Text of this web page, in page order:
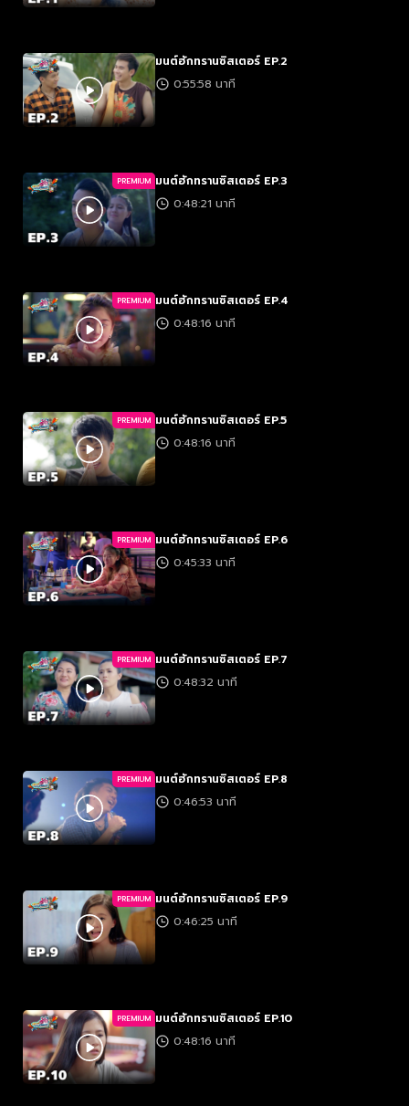
มนต์ฮักทรานซิสเตอร์ EP.2
0:55:58 นาที
PREMIUM มนต์ฮักทรานซิสเตอร์ EP.3
0:48:21 นาที
PREMIUM มนต์ฮักทรานซิสเตอร์ EP.4
0:48:16 นาที
PREMIUM มนต์ฮักทรานซิสเตอร์ EP.5
0:48:16 นาที
PREMIUM มนต์ฮักทรานซิสเตอร์ EP.6
0:45:33 นาที
PREMIUM มนต์ฮักทรานซิสเตอร์ EP.7
0:48:32 นาที
PREMIUM มนต์ฮักทรานซิสเตอร์ EP.8
0:46:53 นาที
PREMIUM มนต์ฮักทรานซิสเตอร์ EP.9
0:46:25 นาที
PREMIUM มนต์ฮักทรานซิสเตอร์ EP.10
0:48:16 นาที